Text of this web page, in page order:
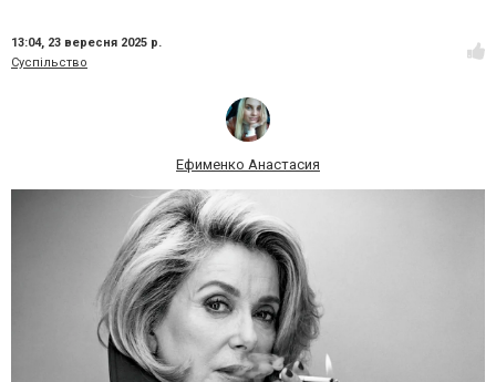
13:04, 23 вересня 2025 р.
Суспільство
Ефименко Анастасия